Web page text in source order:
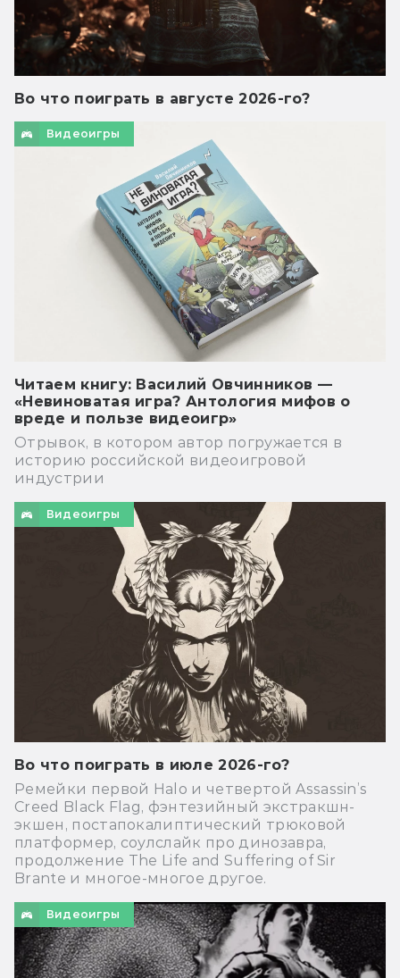
Во что поиграть в августе 2026-го?
Видеоигры
Читаем книгу: Василий Овчинников —
«Невиноватая игра? Антология мифов о
вреде и пользе видеоигр»
Отрывок, в котором автор погружается в
историю российской видеоигровой
индустрии
Видеоигры
Во что поиграть в июле 2026-го?
Ремейки первой Halo и четвертой Assassin’s
Creed Black Flag, фэнтезийный экстракшн-
экшен, постапокалиптический трюковой
платформер, соулслайк про динозавра,
продолжение The Life and Suffering of Sir
Brante и многое-многое другое.
Видеоигры